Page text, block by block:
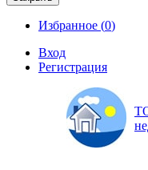
Избранное (0)
Вход
Регистрация